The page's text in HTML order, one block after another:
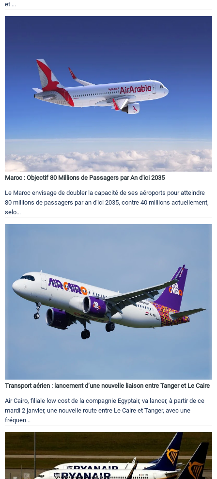
et ...
Maroc : Objectif 80 Millions de Passagers par An d'ici 2035
Le Maroc envisage de doubler la capacité de ses aéroports pour atteindre
80 millions de passagers par an d'ici 2035, contre 40 millions actuellement,
selo...
Transport aérien : lancement d’une nouvelle liaison entre Tanger et Le Caire
Air Cairo, filiale low cost de la compagnie Egyptair, va lancer, à partir de ce
mardi 2 janvier, une nouvelle route entre Le Caire et Tanger, avec une
fréquen...